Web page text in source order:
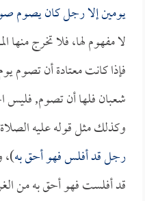
يومين إلا رجل كان يصوم
لا مفهوم لها، فلا تخرج منها
فإذا كانت معتادة أن تصوم
شعبان فلها أن تصوم, فليس
وكذلك مثل قوله عليه
رجل قد أفلس فهو أحق به)،
قد أفلست فهو أحق به من